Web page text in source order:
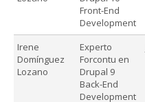
Front-End
Development
Irene
Domínguez
Lozano
Experto
Forcontu en
Drupal 9
Back-End
Development